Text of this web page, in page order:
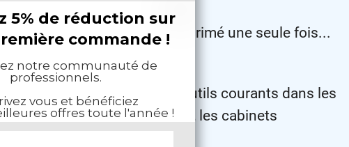
fois peut parfois être imprimé une seule fois...
sont devenues des outils courants dans les
les ateliers de production, les cabinets